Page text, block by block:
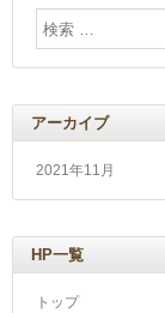
アーカイブ
2021年11月
HP一覧
トップ